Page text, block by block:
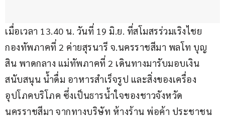
เมื่อเวลา 13.40 น. วันที่ 19 มิ.ย. ที่สโมสรร่วมเริงไชย
กองทัพภาคที่ 2 ค่ายสุรนารี จ.นครราชสีมา พลโท บุญ
สิน พาดกลาง แม่ทัพภาคที่ 2 เดินทางมารับมอบเงิน
สนับสนุน น้ำดื่ม อาหารสำเร็จรูป และสิ่งของเครื่อง
อุปโภคบริโภค ซึ่งเป็นธารน้ำใจของชาวจังหวัด
นครราชสีมา จากทางบริษัท ห้างร้าน พ่อค้า ประชาชน